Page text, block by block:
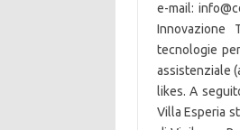
e-mail:
Innovazione
tecnologie
assistenziale
likes. A
Villa Esperia